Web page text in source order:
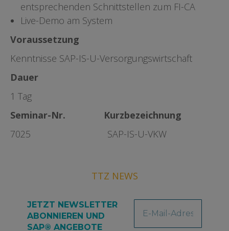
entsprechenden Schnittstellen zum FI-CA
Live-Demo am System
Voraussetzung
Kenntnisse SAP-IS-U-Versorgungswirtschaft
Dauer
1 Tag
Seminar-Nr. Kurzbezeichnung
7025 SAP-IS-U-VKW
TTZ NEWS
JETZT NEWSLETTER
ABONNIEREN UND
SAP® ANGEBOTE